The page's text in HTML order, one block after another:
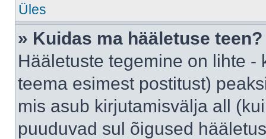
Üles
» Kuidas ma hääletuse teen?
Hääletuste tegemine on lihte
teema esimest postitust)
mis asub kirjutamisvälja all
puuduvad sul õigused